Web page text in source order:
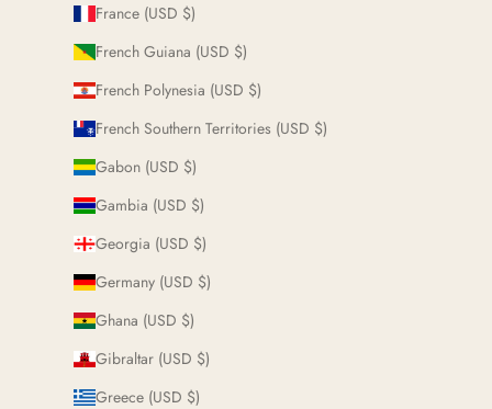
France (USD $)
French Guiana (USD $)
French Polynesia (USD $)
French Southern Territories (USD $)
Gabon (USD $)
Gambia (USD $)
Georgia (USD $)
Germany (USD $)
Ghana (USD $)
Gibraltar (USD $)
Greece (USD $)